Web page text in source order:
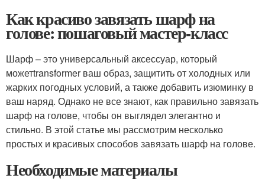
Как красиво завязать шарф на
голове: пошаговый мастер-класс
Шарф – это универсальный аксессуар, который
можетtransformer ваш образ, защитить от холодных или
жарких погодных условий, а также добавить изюминку в
ваш наряд. Однако не все знают, как правильно завязать
шарф на голове, чтобы он выглядел элегантно и
стильно. В этой статье мы рассмотрим несколько
простых и красивых способов завязать шарф на голове.
Необходимые материалы